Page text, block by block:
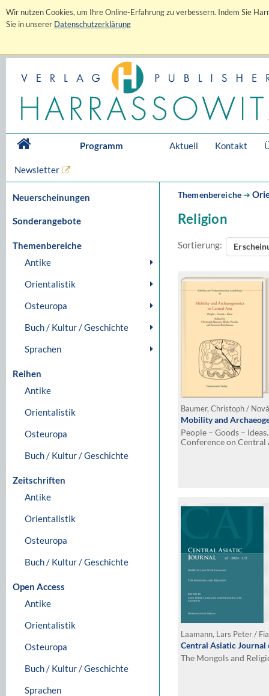
Wir nutzen Cookies, um Ihre Online-Erfahrung zu verbessern. Indem Sie
Sie in unserer Datenschutzerklärung
Programm Aktuell Kontakt
Newsletter
Neuerscheinungen
Sonderangebote
Themenbereiche
Antike
Orientalistik
Osteuropa
Buch / Kultur / Geschichte
Sprachen
Reihen
Antike
Orientalistik
Osteuropa
Buch / Kultur / Geschichte
Zeitschriften
Antike
Orientalistik
Osteuropa
Buch / Kultur / Geschichte
Open Access
Antike
Orientalistik
Osteuropa
Buch / Kultur / Geschichte
Sprachen
Themenbereiche➔
Religion
Sortierung:
Mobility and
People – Goods –
Conference on
Laamann, Lars Peter /
Central Asiatic Journal
The Mongols and